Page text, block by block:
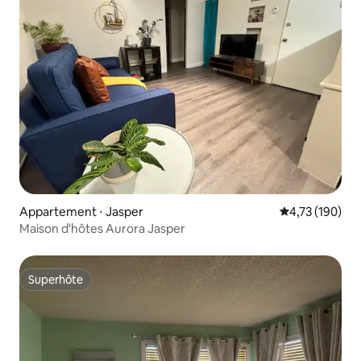
Appartement ⋅ Jasper Évaluation
4,73 (190)
Maison d'hôtes Aurora Jasper
Superhôte
Superhôte